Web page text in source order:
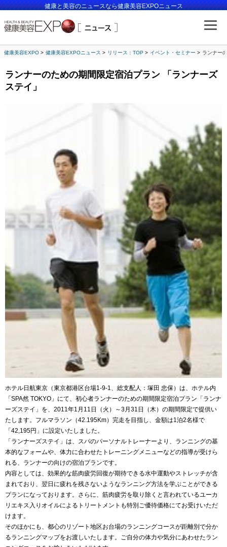
健康と美容のニュースなら健康美容EXPOニュース
健康美容EXPO 健康美容EXPOニュース リリース：TOP イベント・セミナー ランナー
ランナーのための期間限定宿泊プラン 「ランナーズ
ステイ」
ホテル日航東京（東京都港区台場1‐9‐1、総支配人：塚田 忠保）は、ホテル内
「SPA然 TOKYO」にて、初心者ランナーのための期間限定宿泊プラン「ランナ
ーズステイ」を、2011年1月11日（火）～3月31日（木）の期間限定で提供い
たします。フルマラソン（42.195Km）完走を目指し、金額は1泊2名様で
「42,195円」に設定いたしました。
「ランナーズステイ」は、スパのパーソナルトレーナーより、ランニングの基
本的なフォームや、体力に合わせたトレーニングメニューなどの指導が受けら
れる、ランナーの向けの宿泊プランです。
内容としては、効果的な筋肉疲労回復が期待できる水中運動やストレッチが含
まれており、翌日に疲れを残さないようなランニング方法を学ぶことができる
プランになっております。さらに、筋肉疲労を取り除くと言われているユーカ
リエキス入りオイルによるトリートメントも特別ご優待価格にてお受けいただ
けます。
そのほかにも、都心のリゾート地区お台場のランニングコースが距離別で分か
るランニングマップをお渡しいたします。ご自分の体力や気分にあわせたラン